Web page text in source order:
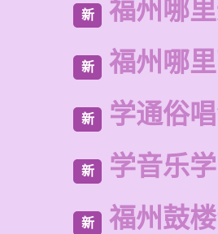
新 福州哪
新 福州哪
新 学通俗
新 学音乐
新 福州鼓